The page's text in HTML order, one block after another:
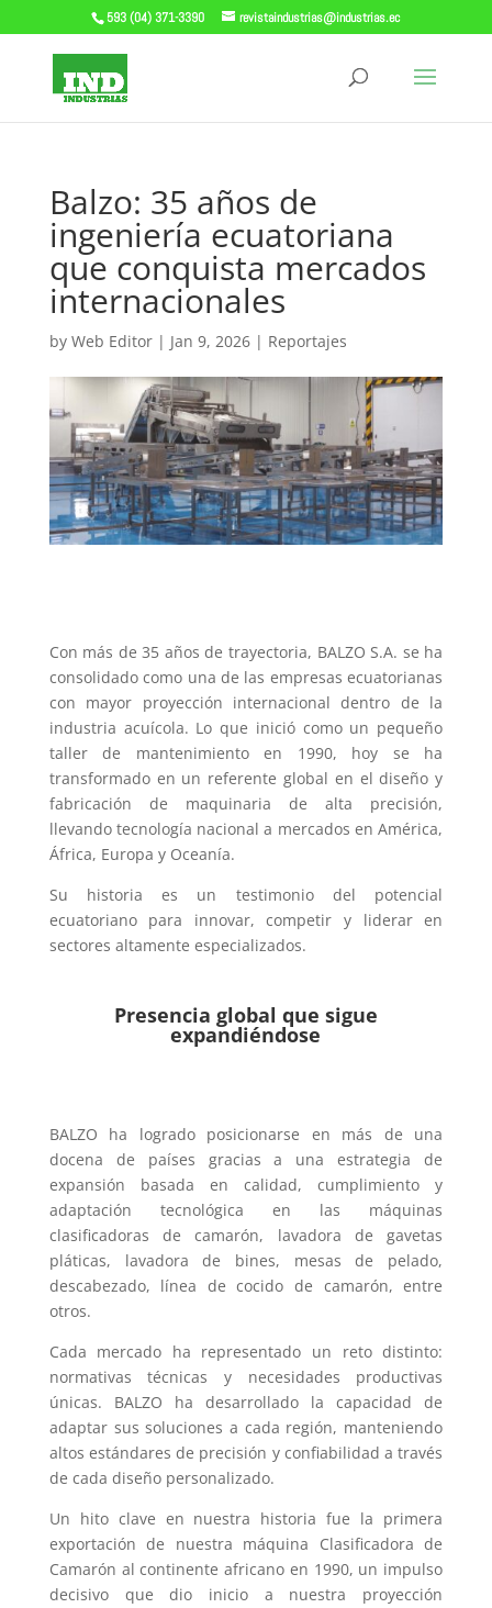
593 (04) 371-3390 revistaindustrias@industrias.ec
Balzo: 35 años de
ingeniería ecuatoriana
que conquista mercados
internacionales
by Web Editor| Jan 9, 2026| Reportajes
Con más de 35 años de trayectoria, BALZO S.A. se ha
consolidado como una de las empresas ecuatorianas
con mayor proyección internacional dentro de la
industria acuícola. Lo que inició como un pequeño
taller de mantenimiento en 1990, hoy se ha
transformado en un referente global en el diseño y
fabricación de maquinaria de alta precisión,
llevando tecnología nacional a mercados en América,
África, Europa y Oceanía.
Su historia es un testimonio del potencial
ecuatoriano para innovar, competir y liderar en
sectores altamente especializados.
Presencia global que sigue
expandiéndose
BALZO ha logrado posicionarse en más de una
docena de países gracias a una estrategia de
expansión basada en calidad, cumplimiento y
adaptación tecnológica en las máquinas
clasificadoras de camarón, lavadora de gavetas
pláticas, lavadora de bines, mesas de pelado,
descabezado, línea de cocido de camarón, entre
otros.
Cada mercado ha representado un reto distinto:
normativas técnicas y necesidades productivas
únicas. BALZO ha desarrollado la capacidad de
adaptar sus soluciones a cada región, manteniendo
altos estándares de precisión y confiabilidad a través
de cada diseño personalizado.
Un hito clave en nuestra historia fue la primera
exportación de nuestra máquina Clasificadora de
Camarón al continente africano en 1990, un impulso
decisivo que dio inicio a nuestra proyección